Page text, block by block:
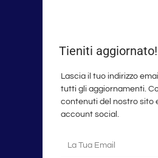
Tieniti aggiornato!
Lascia il tuo indirizzo
tutti gli aggiornamenti.
contenuti del nostro sito
account social.